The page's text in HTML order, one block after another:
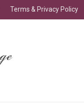
Terms & Privacy Policy